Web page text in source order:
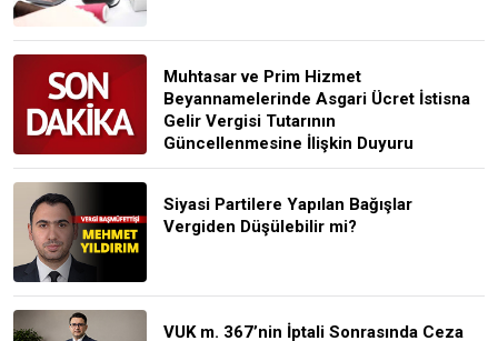
Muhtasar ve Prim Hizmet
Beyannamelerinde Asgari Ücret İstisna
Gelir Vergisi Tutarının
Güncellenmesine İlişkin Duyuru
Siyasi Partilere Yapılan Bağışlar
Vergiden Düşülebilir mi?
VUK m. 367’nin İptali Sonrasında Ceza